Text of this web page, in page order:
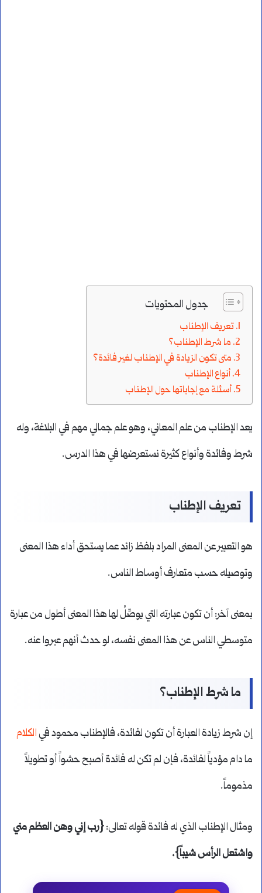
جدول المحتويات
تعريف الإطناب
ما شرط الإطناب؟
متى تكون الزيادة في الإطناب لغير فائدة؟
أنواع الإطناب
أسئلة مع إجاباتها حول الإطناب
يعد الإطناب من علم المعاني، وهو علم جمالي مهم في البلاغة، وله
شرط وفائدة وأنواع كثيرة نستعرضها في هذا الدرس.
تعريف الإطناب
هو التعبير عن المعنى المراد بلفظ زائد عما يستحق أداء هذا المعنى
وتوصيله حسب متعارف أوساط الناس.
بمعنى آخر: أن تكون عبارته التي يوصِّلُ لها هذا المعنى أطول من عبارة
متوسطي الناس عن هذا المعنى نفسه، لو حدث أنهم عبروا عنه.
ما شرط الإطناب؟
إن شرط زيادة العبارة أن تكون لفائدة، فالإطناب محمود في الكلام
ما دام مؤدياً لفائدة، فإن لم تكن له فائدة أصبح حشواً أو تطويلاً
مذموماً.
ومثال الإطناب الذي له فائدة قوله تعالى:{رب إني وهن العظم مني
واشتعل الرأس شيباً}.